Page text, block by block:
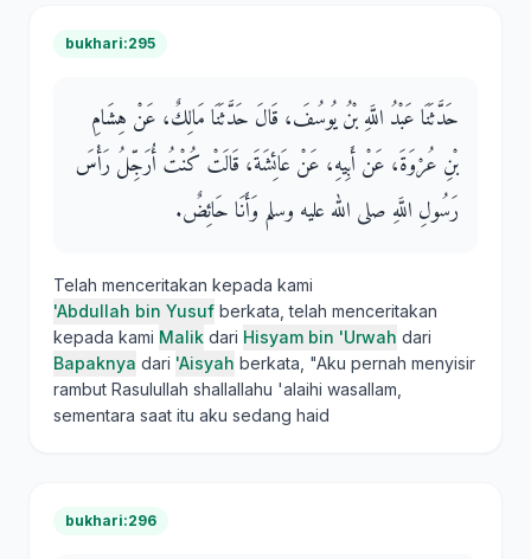
bukhari:295
حَدَّثَنَا عَبْدُ اللَّهِ بْنُ يُوسُفَ، قَالَ حَدَّثَنَا مَالِكٌ، عَنْ هِشَامِ
بْنِ عُرْوَةَ، عَنْ أَبِيهِ، عَنْ عَائِشَةَ، قَالَتْ كُنْتُ أُرَجِّلُ رَأْسَ
رَسُولِ اللَّهِ صلى الله عليه وسلم وَأَنَا حَائِضٌ‏.‏
Telah menceritakan kepada kami
'Abdullah bin Yusuf berkata, telah menceritakan
kepada kami Malik dari Hisyam bin 'Urwah dari
Bapaknya dari 'Aisyah berkata, "Aku pernah menyisir
rambut Rasulullah shallallahu 'alaihi wasallam,
sementara saat itu aku sedang haid
bukhari:296